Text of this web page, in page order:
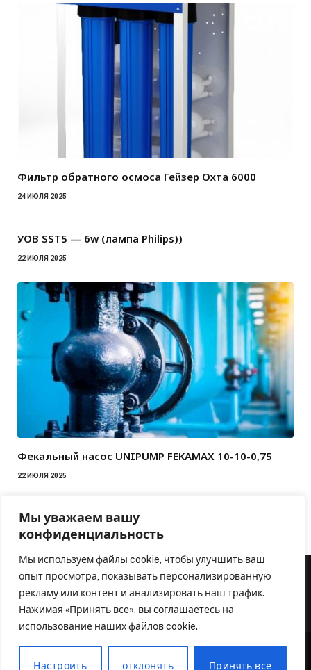
Мы уважаем вашу
конфиденциальность
Мы используем файлы cookie, чтобы улучшить ваш
опыт просмотра, показывать персонализированную
рекламу или контент и анализировать наш трафик.
Нажимая «Принять все», вы соглашаетесь на
использование наших файлов cookie.
Настроить отклонять Принять все
Фильтр обратного осмоса Гейзер Охта 6000
24 ИЮЛЯ 2025
УОВ SST5 — 6w (лампа Philips))
22 ИЮЛЯ 2025
Фекальный насос UNIPUMP FEKAMAX 10-10-0,75
22 ИЮЛЯ 2025
© 2026 Аква Оборудование. Официальный партнер inzton.ru